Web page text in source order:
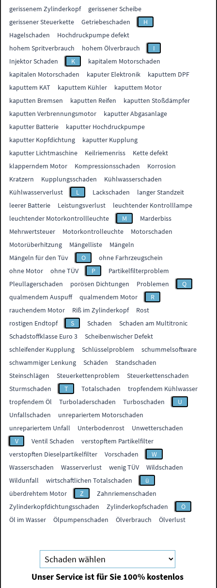
gerissenem Zylinderkopf
gerissener Scheibe
gerissener Steuerkette
Getriebeschaden
H
Hagelschaden
Hochdruckpumpe defekt
hohem Spritverbrauch
hohem Ölverbrauch
I
Injektor Schaden
K
kapitalem Motorschaden
kapitalen Motorschaden
kaputer Elektronik
kaputtem DPF
kaputtem KAT
kaputtem Kühler
kaputtem Motor
kaputten Bremsen
kaputten Reifen
kaputten Stoßdämpfer
kaputten Verbrennungsmotor
kaputter Abgasanlage
kaputter Batterie
kaputter Hochdruckpumpe
kaputter Kopfdichtung
kaputter Kupplung
kaputter Lichtmaschine
Keilriemenriss
Kette defekt
klapperndem Motor
Kompressionsschaden
Korrosion
Kratzern
Kupplungsschaden
Kühlwasserschaden
Kühlwasserverlust
L Lackschaden
langer Standzeit
leerer Batterie
Leistungsverlust
leuchtender Kontrolllampe
leuchtender Motorkontrollleuchte
M
Marderbiss
Mehrwertsteuer
Motorkontrolleuchte
Motorschaden
Motorüberhitzung
Mängelliste
Mängeln
Mängeln für den Tüv
O
ohne Farhrzeugschein
ohne Motor
ohne TÜV P
Partikelfilterproblem
Pleullagerschaden
porösen Dichtungen Problemen
Q
qualmendem Auspuff
qualmendem Motor
R
rauchendem Motor
Riß im Zylinderkopf
Rost
rostigen Endtopf
S Schaden
Schaden am Multitronic
Schadstoffklasse Euro 3
Scheibenwischer Defekt
schleifender Kupplung
Schlüsselproblem
schummelsoftware
schwammiger Lenkung
Schäden
Standschaden
Steinschlägen
Steuerkettenproblem
Steuerkettenschaden
Sturmschaden
T Totalschaden
tropfendem Kühlwasser
tropfendem Öl
Turboladerschaden Turboschaden
U
Unfallschaden
unrepariertem Motorschaden
unrepariertem Unfall
Unterbodenrost
Unwetterschaden
V
Ventil Schaden
verstopftem Partikelfilter
verstopften Dieselpartikelfilter
Vorschaden
W
Wasserschaden
Wasserverlust wenig TÜV
Wildschaden
Wildunfall
wirtschaftlichen Totalschaden
ü
überdrehtem Motor
Z
Zahnriemenschaden
Zylinderkopfdichtungsschaden
Zylinderkopfschaden
Ö
Öl im Wasser
Ölpumpenschaden Ölverbrauch Ölverlust
Unser Service ist für Sie 100% kostenlos